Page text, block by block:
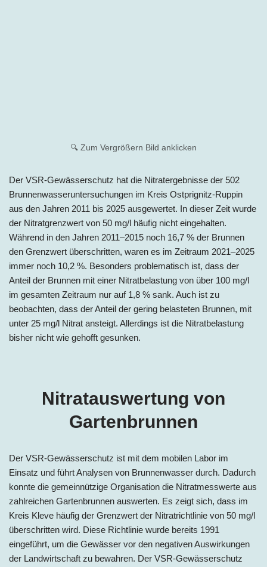
🔍 Zum Vergrößern Bild anklicken
Der VSR-Gewässerschutz hat die Nitratergebnisse der 502
Brunnenwasseruntersuchungen im Kreis Ostprignitz-Ruppin
aus den Jahren 2011 bis 2025 ausgewertet. In dieser Zeit wurde
der Nitratgrenzwert von 50 mg/l häufig nicht eingehalten.
Während in den Jahren 2011–2015 noch 16,7 % der Brunnen
den Grenzwert überschritten, waren es im Zeitraum 2021–2025
immer noch 10,2 %. Besonders problematisch ist, dass der
Anteil der Brunnen mit einer Nitratbelastung von über 100 mg/l
im gesamten Zeitraum nur auf 1,8 % sank. Auch ist zu
beobachten, dass der Anteil der gering belasteten Brunnen, mit
unter 25 mg/l Nitrat ansteigt. Allerdings ist die Nitratbelastung
bisher nicht wie gehofft gesunken.
Nitratauswertung von
Gartenbrunnen
Der VSR-Gewässerschutz ist mit dem mobilen Labor im
Einsatz und führt Analysen von Brunnenwasser durch. Dadurch
konnte die gemeinnützige Organisation die Nitratmesswerte aus
zahlreichen Gartenbrunnen auswerten. Es zeigt sich, dass im
Kreis Kleve häufig der Grenzwert der Nitratrichtlinie von 50 mg/l
überschritten wird. Diese Richtlinie wurde bereits 1991
eingeführt, um die Gewässer vor den negativen Auswirkungen
der Landwirtschaft zu bewahren. Der VSR-Gewässerschutz